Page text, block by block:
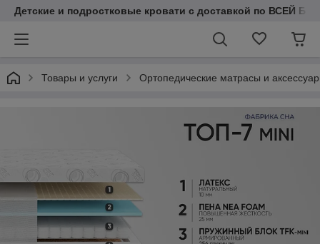
Детские и подростковые кровати с доставкой по ВСЕЙ
Товары и услуги Ортопедические матрасы и